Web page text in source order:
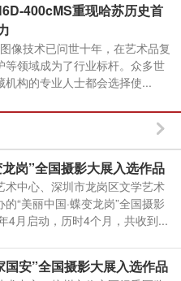
400cMS重现哈苏历史首
像技术已问世十年，在艺术品复
等领域成为了行业标杆。众多世
机构的专业人士都会选择使...
龙岗”全国摄影大展入选作品
术中心、深圳市龙岗区文学艺术
“美丽中国·蝶变龙岗”全国摄影
4月启动，历时4个月，共收到...
国安”全国摄影大展入选作品